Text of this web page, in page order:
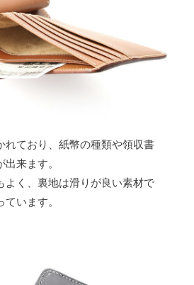
れており、紙幣の種類や領収書
来ます。
よく、裏地は滑りが良い素材で
います。